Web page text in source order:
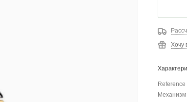
Хочу
Reference
Механизм